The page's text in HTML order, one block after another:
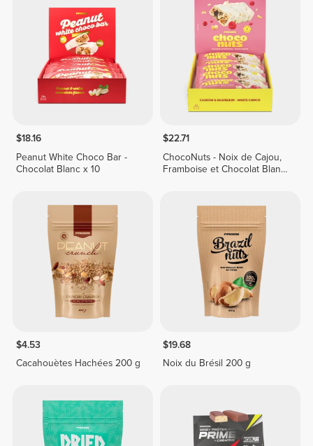
$18.16
Peanut White Choco Bar -
Chocolat Blanc x 10
$22.71
ChocoNuts - Noix de Cajou,
Framboise et Chocolat Blanc
$4.53
Cacahouètes Hachées 200 g
$19.68
Noix du Brésil 200 g